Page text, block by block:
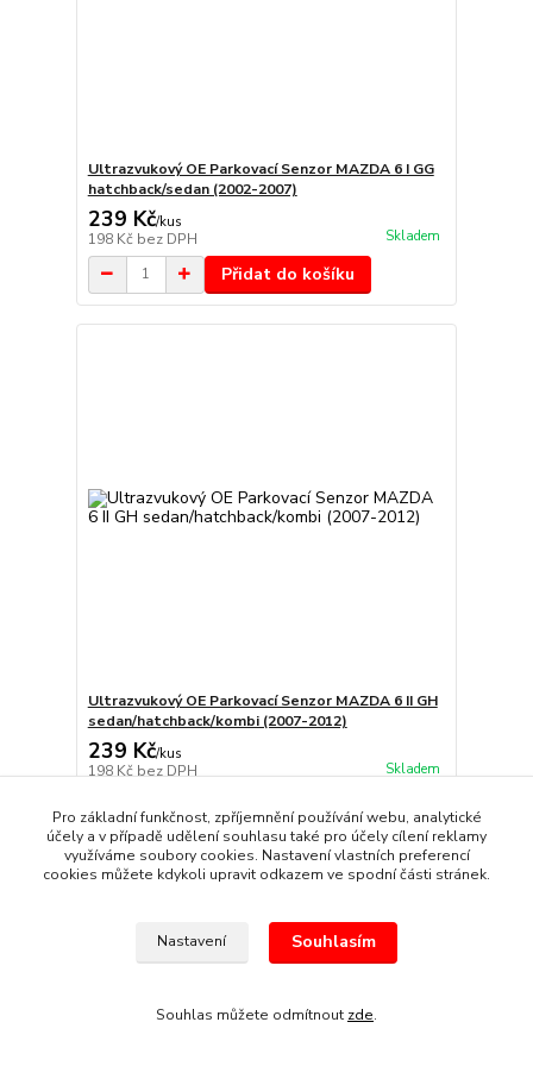
Ultrazvukový OE Parkovací Senzor MAZDA 6 I GG
hatchback/sedan (2002-2007)
239 Kč/kus
198 Kč bez DPH Skladem
Přidat do košíku
Ultrazvukový OE Parkovací Senzor MAZDA 6 II GH
sedan/hatchback/kombi (2007-2012)
239 Kč/kus
198 Kčbez DPH Skladem
Přidat do košíku
Pro základní funkčnost, zpříjemnění používání webu, analytické
účely a v případě udělení souhlasu také pro účely cílení reklamy
využíváme soubory cookies. Nastavení vlastních preferencí
cookies můžete kdykoli upravit odkazem ve spodní části stránek.
Nastavení Souhlasím
Souhlas můžete odmítnout zde.